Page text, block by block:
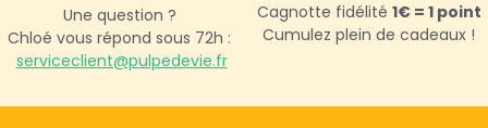
Une question ?
Chloé vous répond sous 72h :
serviceclient@pulpedevie.fr
Cagnotte fidélité 1€ = 1 point
Cumulez plein de cadeaux !